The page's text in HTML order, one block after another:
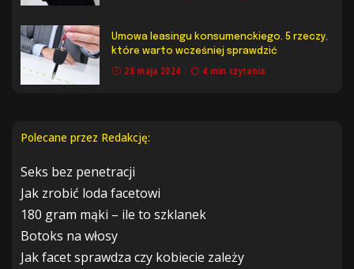
Umowa leasingu konsumenckiego. 5 rzeczy,
które warto wcześniej sprawdzić
28 maja 2024 4 min czytania
Polecane przez Redakcję:
Seks bez penetracji
Jak zrobić loda facetowi
180 gram mąki – ile to szklanek
Botoks na włosy
Jak facet sprawdza czy kobiecie zależy